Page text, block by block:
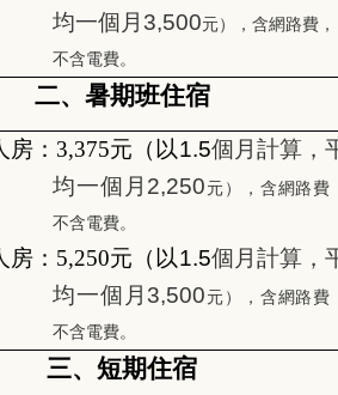
均一個月3,500元），含網路費，
不含電費。
二、暑期班住宿
房：3,375元（以1.5個月計算，
均一個月2,250元），含網路費
不含電費。
房：5,250元（以1.5個月計算，
均一個月3,500元），含網路費
不含電費。
三、短期住宿